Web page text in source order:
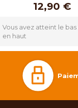
12,90 €
Vous avez atteint le
en haut